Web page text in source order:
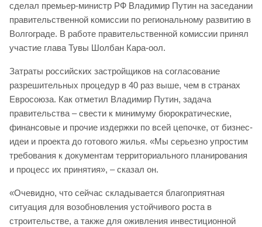
сделал премьер-министр РФ Владимир Путин на заседании
правительственной комиссии по региональному развитию в
Волгограде. В работе правительственной комиссии принял
участие глава Тувы Шолбан Кара-оол.
Затраты российских застройщиков на согласование
разрешительных процедур в 40 раз выше, чем в странах
Евросоюза. Как отметил Владимир Путин, задача
правительства – свести к минимуму бюрократические,
финансовые и прочие издержки по всей цепочке, от бизнес-
идеи и проекта до готового жилья. «Мы серьезно упростим
требования к документам территориального планирования
и процесс их принятия», – сказал он.
«Очевидно, что сейчас складывается благоприятная
ситуация для возобновления устойчивого роста в
строительстве, а также для оживления инвестиционной